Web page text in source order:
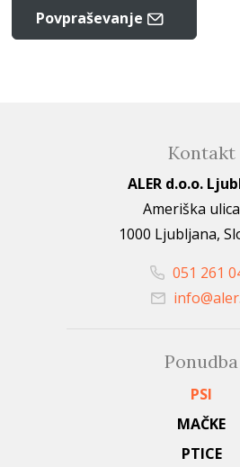
Povpraševanje
Kontakt
ALER d.o.o.
Ameriška
1000 Ljubljana,
051 261
Ponudba
PSI
MAČKE
PTICE